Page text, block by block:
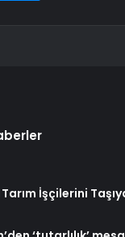
İşçilerini